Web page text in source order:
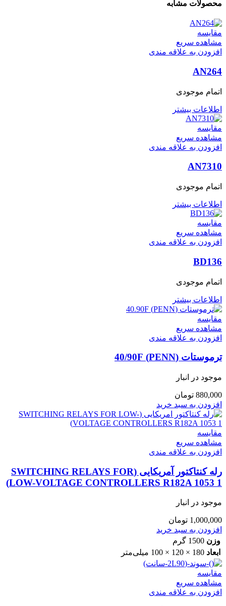
محصولات مشابه
مقایسه
مشاهده سریع
افزودن به علاقه مندی
AN264
اتمام موجودی
اطلاعات بیشتر
مقایسه
مشاهده سریع
افزودن به علاقه مندی
AN7310
اتمام موجودی
اطلاعات بیشتر
مقایسه
مشاهده سریع
افزودن به علاقه مندی
BD136
اتمام موجودی
اطلاعات بیشتر
مقایسه
مشاهده سریع
افزودن به علاقه مندی
ترموستات (PENN) 40/90F
موجود در انبار
880,000 تومان
افزودن به سبد خرید
مقایسه
مشاهده سریع
افزودن به علاقه مندی
رله کنتاکتور آمریکایی (SWITCHING RELAYS FOR
LOW-VOLTAGE CONTROLLERS R182A 1053 1)
موجود در انبار
1,000,000 تومان
افزودن به سبد خرید
وزن 1500 گرم
ابعاد 180 × 120 × 100 میلی‌متر
مقایسه
مشاهده سریع
افزودن به علاقه مندی